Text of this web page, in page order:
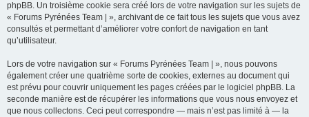
phpBB. Un troisième cookie sera créé lors de votre navigation sur les sujets de
« Forums Pyrénées Team | », archivant de ce fait tous les sujets que vous avez
consultés et permettant d’améliorer votre confort de navigation en tant
qu’utilisateur.
Lors de votre navigation sur « Forums Pyrénées Team | », nous pouvons
également créer une quatrième sorte de cookies, externes au document qui
est prévu pour couvrir uniquement les pages créées par le logiciel phpBB. La
seconde manière est de récupérer les informations que vous nous envoyez et
que nous collectons. Ceci peut correspondre — mais n’est pas limité à — la